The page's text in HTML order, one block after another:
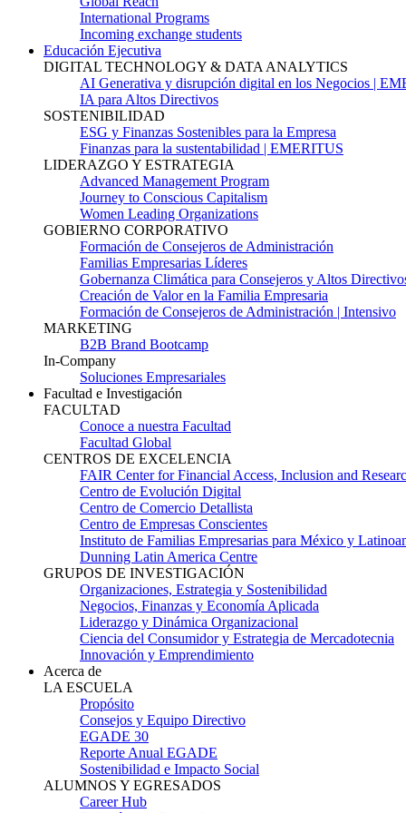
International Programs
Incoming exchange students
Educación Ejecutiva
DIGITAL TECHNOLOGY & DATA ANALYTICS
AI Generativa y disrupción digital en los Negocios |
IA para Altos Directivos
SOSTENIBILIDAD
ESG y Finanzas Sostenibles para la Empresa
Finanzas para la sustentabilidad | EMERITUS
LIDERAZGO Y ESTRATEGIA
Advanced Management Program
Journey to Conscious Capitalism
Women Leading Organizations
GOBIERNO CORPORATIVO
Formación de Consejeros de Administración
Familias Empresarias Líderes
Gobernanza Climática para Consejeros y Altos
Creación de Valor en la Familia Empresaria
Formación de Consejeros de Administración | Intensivo
MARKETING
B2B Brand Bootcamp
In-Company
Soluciones Empresariales
Facultad e Investigación
FACULTAD
Conoce a nuestra Facultad
Facultad Global
CENTROS DE EXCELENCIA
FAIR Center for Financial Access, Inclusion and
Centro de Evolución Digital
Centro de Comercio Detallista
Centro de Empresas Conscientes
Instituto de Familias Empresarias para México y
Dunning Latin America Centre
GRUPOS DE INVESTIGACIÓN
Organizaciones, Estrategia y Sostenibilidad
Negocios, Finanzas y Economía Aplicada
Liderazgo y Dinámica Organizacional
Ciencia del Consumidor y Estrategia de Mercadotecnia
Innovación y Emprendimiento
Acerca de
LA ESCUELA
Propósito
Consejos y Equipo Directivo
EGADE 30
Reporte Anual EGADE
Sostenibilidad e Impacto Social
ALUMNOS Y EGRESADOS
Career Hub